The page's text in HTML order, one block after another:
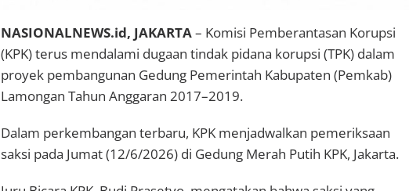
NASIONALNEWS.id, JAKARTA– Komisi Pemberantasan Korupsi
(KPK) terus mendalami dugaan tindak pidana korupsi (TPK) dalam
proyek pembangunan Gedung Pemerintah Kabupaten (Pemkab)
Lamongan Tahun Anggaran 2017–2019.
Dalam perkembangan terbaru, KPK menjadwalkan pemeriksaan
saksi pada Jumat (12/6/2026) di Gedung Merah Putih KPK, Jakarta.